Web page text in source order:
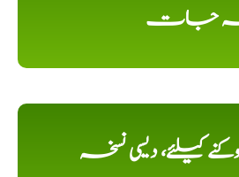
جات
کیلئے، دیسی نسخہ